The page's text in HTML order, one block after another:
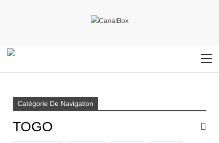
Catégorie De Navigation
TOGO